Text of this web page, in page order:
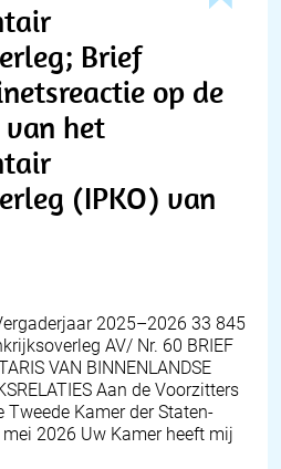
Brief
op de
het
(IPKO) van
2025–2026 33 845
AV/ Nr. 60 BRIEF
VAN BINNENLANDSE
Aan de Voorzitters
Tweede Kamer der Staten-
2026 Uw Kamer heeft mij